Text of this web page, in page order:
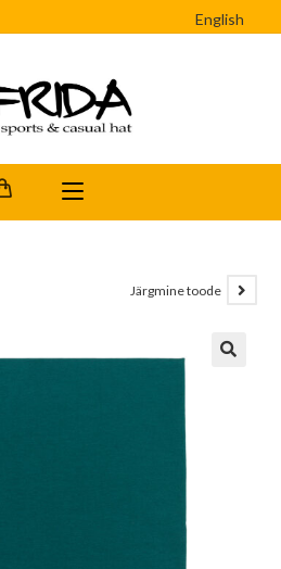
English
Järgmine toode